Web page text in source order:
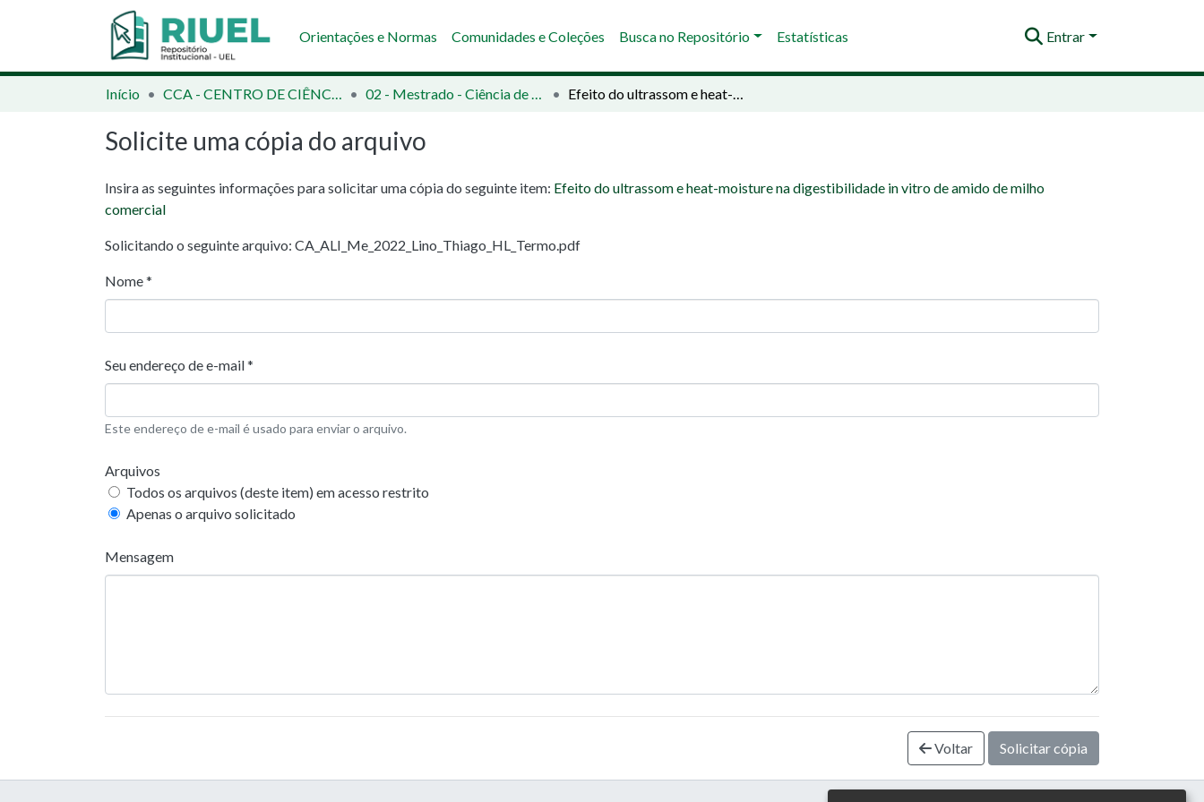
Orientações e Normas Comunidades e Coleções Busca no Repositório Estatísticas Entrar
Início CCA - CENTRO DE CIÊNCIAS AGRÁRIAS 02 - Mestrado - Ciência de Alimentos Efeito do ultrassom e heat-moisture na digestibilidade in vitro de amido de milho comercial
Solicite uma cópia do arquivo
Insira as seguintes informações para solicitar uma cópia do seguinte item: Efeito do ultrassom e heat-moisture na digestibilidade in vitro de amido de milho
comercial
Solicitando o seguinte arquivo: CA_ALI_Me_2022_Lino_Thiago_HL_Termo.pdf
Nome *
Seu endereço de e-mail *
Este endereço de e-mail é usado para enviar o arquivo.
Arquivos
Todos os arquivos (deste item) em acesso restrito
Apenas o arquivo solicitado
Mensagem
Voltar Solicitar cópia